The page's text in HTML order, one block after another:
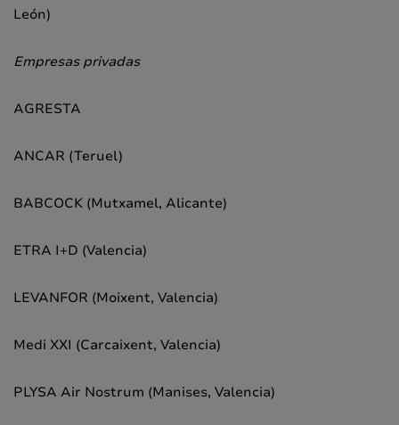
León)
Empresas privadas
AGRESTA
ANCAR (Teruel)
BABCOCK (Mutxamel, Alicante)
ETRA I+D (Valencia)
LEVANFOR (Moixent, Valencia)
Medi XXI (Carcaixent, Valencia)
PLYSA Air Nostrum (Manises, Valencia)